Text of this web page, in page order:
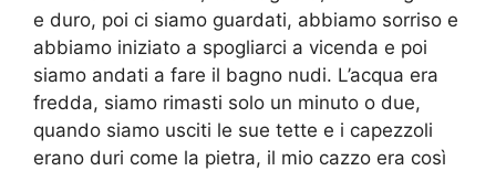
e duro, poi ci siamo guardati, abbiamo sorriso e
abbiamo iniziato a spogliarci a vicenda e poi
siamo andati a fare il bagno nudi. L’acqua era
fredda, siamo rimasti solo un minuto o due,
quando siamo usciti le sue tette e i capezzoli
erano duri come la pietra, il mio cazzo era così